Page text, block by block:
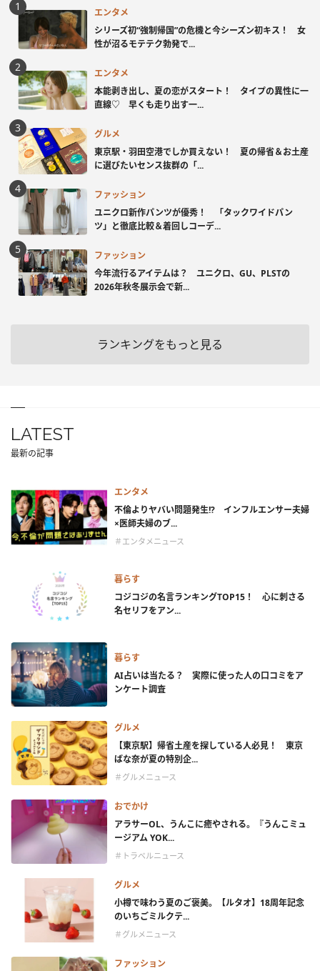
エンタメ
シリーズ初“強制帰国”の危機と今シーズン初キス！ 女
性が沼るモテテク勃発で...
エンタメ
本能剥き出し、夏の恋がスタート！ タイプの異性に一
直線♡ 早くも走り出す一...
グルメ
東京駅・羽田空港でしか買えない！ 夏の帰省＆お土産
に選びたいセンス抜群の「...
ファッション
ユニクロ新作パンツが優秀！ 「タックワイドパン
ツ」と徹底比較＆着回しコーデ...
ファッション
今年流行るアイテムは？ ユニクロ、GU、PLSTの
2026年秋冬展示会で新...
ランキングをもっと見る
LATEST
最新の記事
エンタメ
不倫よりヤバい問題発生!? インフルエンサー夫婦
×医師夫婦のブ...
＃エンタメニュース
暮らす
コジコジの名言ランキングTOP15！ 心に刺さる
名セリフをアン...
暮らす
AI占いは当たる？ 実際に使った人の口コミをア
ンケート調査
グルメ
【東京駅】帰省土産を探している人必見！ 東京
ばな奈が夏の特別企...
＃グルメニュース
おでかけ
アラサーOL、うんこに癒やされる。『うんこミュ
ージアム YOK...
＃トラベルニュース
グルメ
小樽で味わう夏のご褒美。【ルタオ】18周年記念
のいちごミルクテ...
＃グルメニュース
ファッション